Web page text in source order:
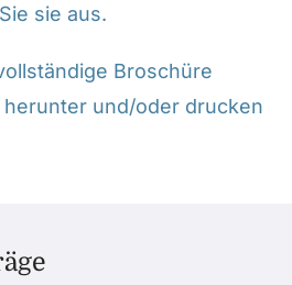
sie aus.
Broschüre
herunter und/oder drucken